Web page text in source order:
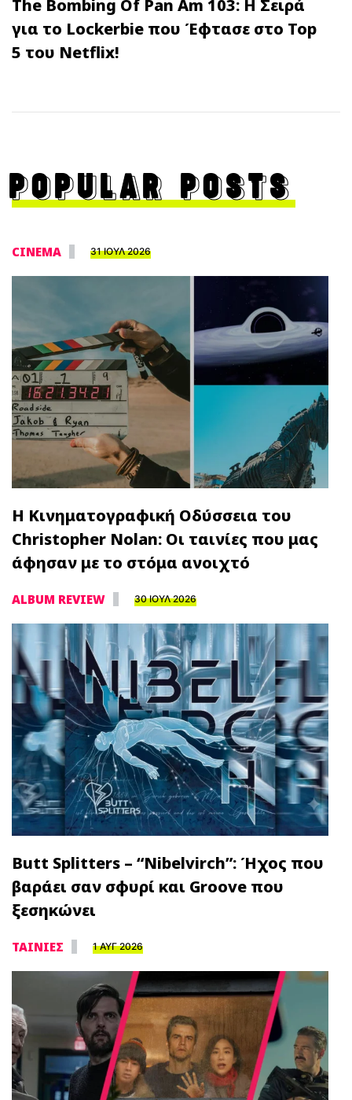
The Bombing Of Pan Am 103: Η Σειρά
για το Lockerbie που Έφτασε στο Top
5 του Netflix!
POPULAR POSTS
CINEMA 31 ΙΟΥΛ 2026
Η Κινηματογραφική Οδύσσεια του
Christopher Nolan: Οι ταινίες που μας
άφησαν με το στόμα ανοιχτό
ALBUM REVIEW 30 ΙΟΥΛ 2026
Butt Splitters – “Nibelvirch”: Ήχος που
βαράει σαν σφυρί και Groove που
ξεσηκώνει
ΤΑΙΝΙΕΣ 1 ΑΥΓ 2026